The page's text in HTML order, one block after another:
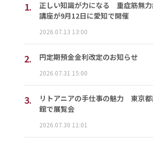
1.
正しい知識が力になる 重症筋無
講座が9月12日に愛知で開催
2026.07.13 13:00
2. 円定期預金金利改定のお知らせ
2026.07.31 15:00
3.
リトアニアの手仕事の魅力 東京
館で展覧会
2026.07.30 11:01